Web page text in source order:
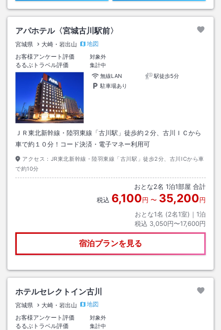
アパホテル〈宮城古川駅前〉
宮城県 大崎・岩出山
地図
お客様アンケート評価
対象外
るるぶトラベル評価
集計中
無線LAN
駅徒歩5分
駐車場あり
ＪＲ東北新幹線・陸羽東線「古川駅」徒歩約２分、古川ＩＣから
車で約１０分！コード決済・電子マネー利用可
アクセス： JR東北新幹線・陸羽東線「古川駅」徒歩2分、古川ICから車
で約10分
おとな2名 1泊1部屋 合計
税込 6,100円 〜 35,200円
おとな1名 (2名1室)｜ 1泊
税込 3,050円〜17,600円
宿泊プランを見る
ホテルセレクトイン古川
宮城県 大崎・岩出山
地図
お客様アンケート評価
対象外
るるぶトラベル評価
集計中